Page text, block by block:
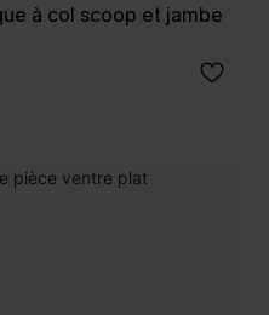
à col scoop et jambe